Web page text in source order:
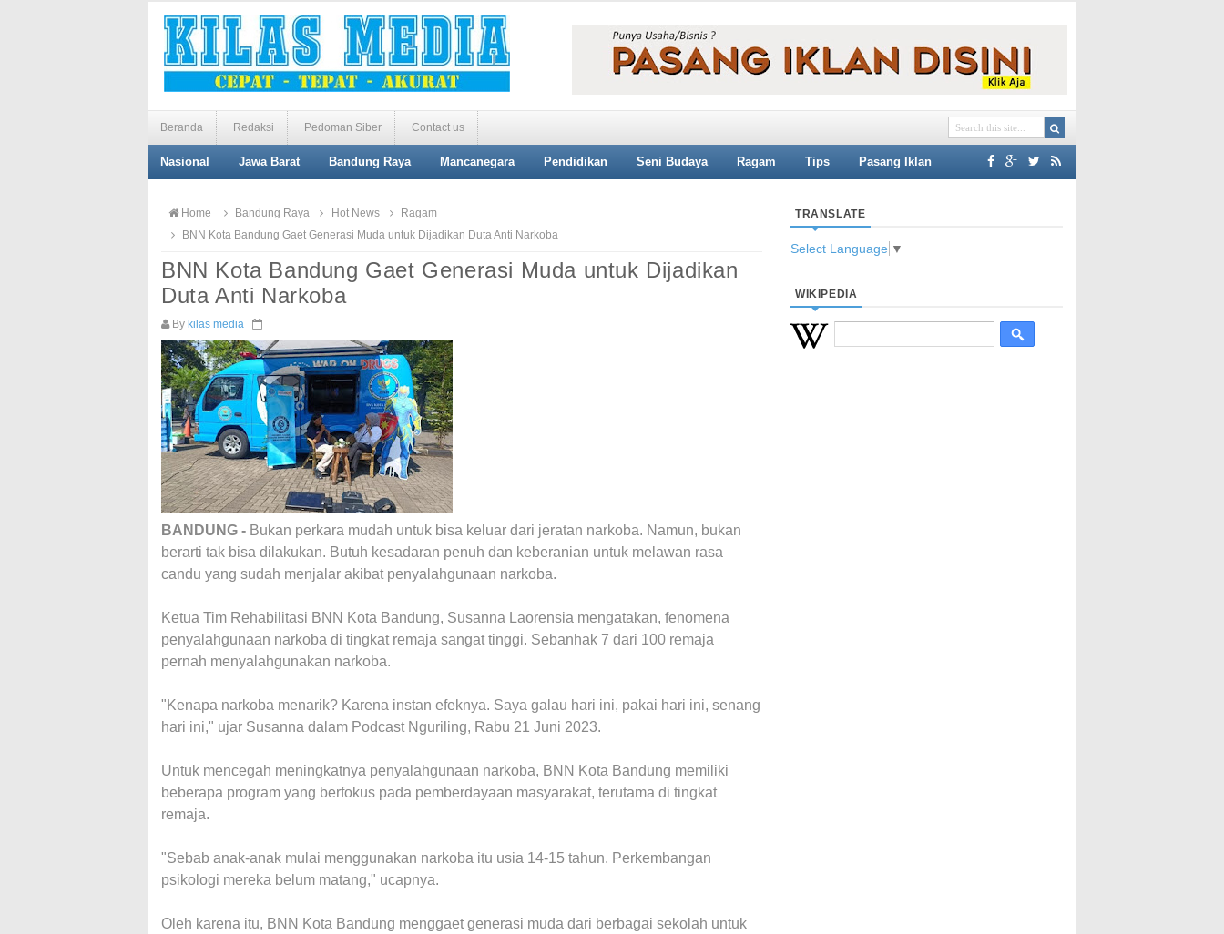
Beranda Redaksi Pedoman Siber Contact us
Nasional Jawa Barat Bandung Raya Mancanegara Pendidikan Seni Budaya Ragam Tips Pasang Iklan
Home Bandung Raya Hot News
Ragam
BNN Kota Bandung Gaet Generasi Muda untuk Dijadikan Duta Anti Narkoba
BNN Kota Bandung Gaet Generasi Muda untuk Dijadikan
Duta Anti Narkoba
By kilas media
BANDUNG - Bukan perkara mudah untuk bisa keluar dari jeratan narkoba. Namun, bukan
berarti tak bisa dilakukan. Butuh kesadaran penuh dan keberanian untuk melawan rasa
candu yang sudah menjalar akibat penyalahgunaan narkoba.
Ketua Tim Rehabilitasi BNN Kota Bandung, Susanna Laorensia mengatakan, fenomena
penyalahgunaan narkoba di tingkat remaja sangat tinggi. Sebanhak 7 dari 100 remaja
pernah menyalahgunakan narkoba.
"Kenapa narkoba menarik? Karena instan efeknya. Saya galau hari ini, pakai hari ini, senang
hari ini," ujar Susanna dalam Podcast Nguriling, Rabu 21 Juni 2023.
Untuk mencegah meningkatnya penyalahgunaan narkoba, BNN Kota Bandung memiliki
beberapa program yang berfokus pada pemberdayaan masyarakat, terutama di tingkat
remaja.
"Sebab anak-anak mulai menggunakan narkoba itu usia 14-15 tahun. Perkembangan
psikologi mereka belum matang," ucapnya.
Oleh karena itu, BNN Kota Bandung menggaet generasi muda dari berbagai sekolah untuk
TRANSLATE
Select Language ▼
WIKIPEDIA